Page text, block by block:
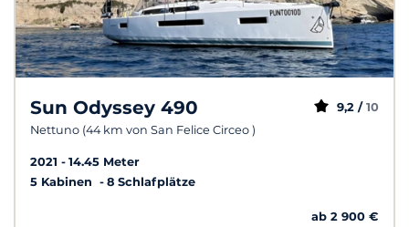
Sun Odyssey 490
Nettuno (44 km von San Felice Circeo )
9,2 / 10
2021
14.45 Meter
5 Kabinen
8 Schlafplätze
ab 2 900 €